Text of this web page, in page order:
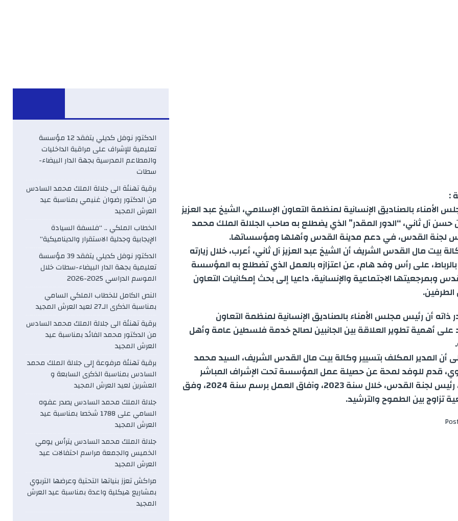
:
الأمناء بالصناديق الإنسانية لمنظمة التعاون الإسلامي، الشيخ عبد العزيز
حسن آل ثاني، “الدور المقدر” الذي يضطلع به صاحب الجلالة الملك محمد
لجنة القدس، في دعم مدينة القدس وأهلها ومؤسساتها.
بيت مال القدس الشريف أن الشيخ عبد العزيز آل ثاني، أعرب، خلال زيارته
بالرباط، على رأس وفد هام، عن اعتزازه بالعمل الذي تضطلع به المؤسسة
وبمرجعيتها الاجتماعية والإنسانية، داعيا إلى بحث إمكانيات التعاون
أن رئيس مجلس الأمناء بالصناديق الإنسانية لمنظمة التعاون
على أهمية تطوير العلاقة بين الجانبين لصالح خدمة فلسطين عامة وأهل
إلى أن المدير المكلف بتسيير وكالة بيت مال القدس الشريف، السيد محمد
قدم للوفد لمحة عن حصيلة عمل المؤسسة تحت الإشراف المباشر
لجلالة الملك، رئيس لجنة القدس، خلال سنة 2023، وآفاق العمل برسم سنة 2024، وفق
تزاوج بين الطموح والترشيد.
الدكتور نوفل كديلي يتفقد 12 مؤسسة
تعليمية للإشراف على مراقبة الداخليات
والمطاعم المدرسية بجهة الدار البيضاء-
سطات
برقية تهنئة الى جلالة الملك محمد السادس
من الدكتور رضوان غنيمي بمناسبة عيد
العرش المجيد
الخطاب الملكي .. “فلسفة السيادة
الإيجابية وجدلية الاستقرار والديناميكية”
الدكتور نوفل كديلي يتفقد 39 مؤسسة
تعليمية بجهة الدار البيضاء-سطات خلال
الموسم الدراسي 2025-2026
النص الكامل للخطاب الملكي السامي
بمناسبة الذكرى الـ27 لعيد العرش المجيد
برقية تهنئة الى جلالة الملك محمد السادس
من الدكتور محمد الفائد بمناسبة عيد
العرش المجيد
برقية تهنئة مرفوعة إلى جلالة الملك محمد
السادس بمناسبة الذكرى السابعة و
العشرين لعيد العرش المجيد
جلالة الملك محمد السادس يصدر عفوه
السامي على 1788 شخصا بمناسبة عيد
العرش المجيد
جلالة الملك محمد السادس يترأس يومي
الخميس والجمعة مراسم احتفالات عيد
العرش المجيد
مراكش تعزز بنياتها التحتية وعرضها التربوي
بمشاريع هيكلية واعدة بمناسبة عيد العرش
المجيد